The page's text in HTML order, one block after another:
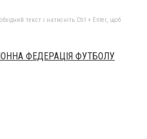
текст і натисніть Ctrl + Enter, щоб
ФЕДЕРАЦІЯ ФУТБОЛУ